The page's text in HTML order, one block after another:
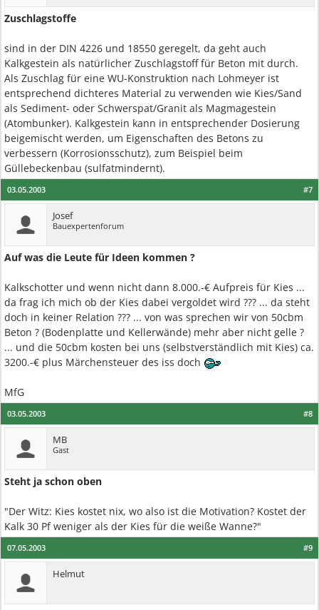
Zuschlagstoffe
sind in der DIN 4226 und 18550 geregelt, da geht auch
Kalkgestein als natürlicher Zuschlagstoff für Beton mit durch.
Als Zuschlag für eine WU-Konstruktion nach Lohmeyer ist
entsprechend dichteres Material zu verwenden wie Kies/Sand
als Sediment- oder Schwerspat/Granit als Magmagestein
(Atombunker). Kalkgestein kann in entsprechender Dosierung
beigemischt werden, um Eigenschaften des Betons zu
verbessern (Korrosionsschutz), zum Beispiel beim
Güllebeckenbau (sulfatmindernt).
#7
03.05.2003
Josef
Bauexpertenforum
Auf was die Leute für Ideen kommen ?
Kalkschotter und wenn nicht dann 8.000.-€ Aufpreis für Kies ...
da frag ich mich ob der Kies dabei vergoldet wird ??? ... da steht
doch in keiner Relation ??? ... von was sprechen wir von 50cbm
Beton ? (Bodenplatte und Kellerwände) mehr aber nicht gelle ?
... und die 50cbm kosten bei uns (selbstverständlich mit Kies) ca.
3200.-€ plus Märchensteuer des iss doch
MfG
#8
03.05.2003
MB
Gast
Steht ja schon oben
"Der Witz: Kies kostet nix, wo also ist die Motivation? Kostet der
Kalk 30 Pf weniger als der Kies für die weiße Wanne?"
#9
07.05.2003
Helmut